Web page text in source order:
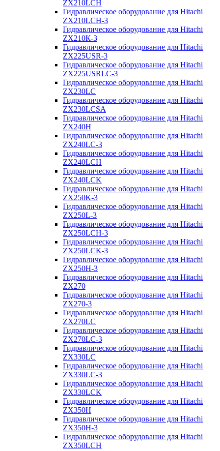
ZX210LCH
Гидравлическое оборудование для Hitachi
ZX210LCH-3
Гидравлическое оборудование для Hitachi
ZX210К-3
Гидравлическое оборудование для Hitachi
ZX225USR-3
Гидравлическое оборудование для Hitachi
ZX225USRLC-3
Гидравлическое оборудование для Hitachi
ZX230LC
Гидравлическое оборудование для Hitachi
ZX230LCSA
Гидравлическое оборудование для Hitachi
ZX240H
Гидравлическое оборудование для Hitachi
ZX240LC-3
Гидравлическое оборудование для Hitachi
ZX240LCH
Гидравлическое оборудование для Hitachi
ZX240LCK
Гидравлическое оборудование для Hitachi
ZX250K-3
Гидравлическое оборудование для Hitachi
ZX250L-3
Гидравлическое оборудование для Hitachi
ZX250LCH-3
Гидравлическое оборудование для Hitachi
ZX250LCK-3
Гидравлическое оборудование для Hitachi
ZX250Н-3
Гидравлическое оборудование для Hitachi
ZX270
Гидравлическое оборудование для Hitachi
ZX270-3
Гидравлическое оборудование для Hitachi
ZX270LC
Гидравлическое оборудование для Hitachi
ZX270LC-3
Гидравлическое оборудование для Hitachi
ZX330LC
Гидравлическое оборудование для Hitachi
ZX330LC-3
Гидравлическое оборудование для Hitachi
ZX330LCK
Гидравлическое оборудование для Hitachi
ZX350H
Гидравлическое оборудование для Hitachi
ZX350H-3
Гидравлическое оборудование для Hitachi
ZX350LCH